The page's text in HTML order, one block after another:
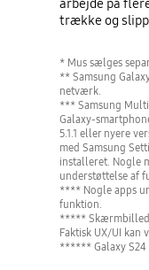
arbejde på
trække og
* Mus sælges
** Samsung
netværk.
*** Samsung
Galaxy-
5.1.1 eller nyere
med Samsung
installeret. Nogle
understøttelse af
**** Nogle apps
funktion.
*****
Faktisk UX/UI kan
****** Galaxy S24